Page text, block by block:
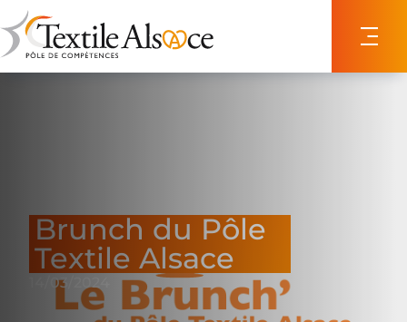
Brunch du Pôle
Textile Alsace
14/03/2024
Panneau de gestion des cookies